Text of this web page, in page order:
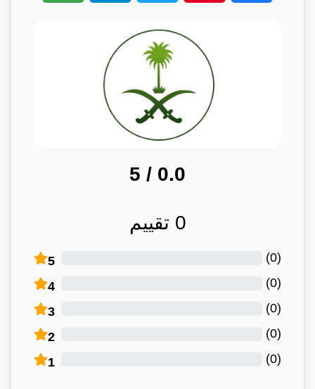
0.0
/ 5
0 تقييم
5 (
0
)
4 (
0
)
3 (
0
)
2 (
0
)
1 (
0
)